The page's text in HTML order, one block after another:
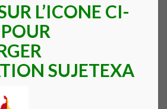
L’ICONE CI-
SUJETEXA